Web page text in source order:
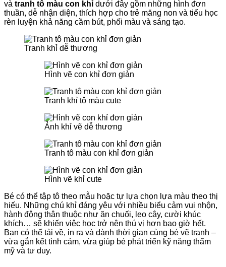
và tranh tô màu con khỉ dưới đây gồm những hình đơn
thuần, dễ nhận diện, thích hợp cho trẻ măng non và tiểu học
rèn luyện khả năng cầm bút, phối màu và sáng tạo.
Tranh khỉ dễ thương
Hình vẽ con khỉ đơn giản
Tranh khỉ tô màu cute
Ảnh khỉ vẽ dễ thương
Tranh tô màu con khỉ đơn giản
Hình vẽ khỉ cute
Bé có thể tập tô theo mẫu hoặc tự lựa chọn lựa màu theo thị
hiếu. Những chú khỉ đáng yêu với nhiều biểu cảm vui nhộn,
hành động thân thuộc như ăn chuối, leo cây, cười khúc
khích… sẽ khiến việc học trở nên thú vị hơn bao giờ hết.
Bạn có thể tải về, in ra và dành thời gian cùng bé vẽ tranh –
vừa gắn kết tình cảm, vừa giúp bé phát triển kỹ năng thẩm
mỹ và tư duy.